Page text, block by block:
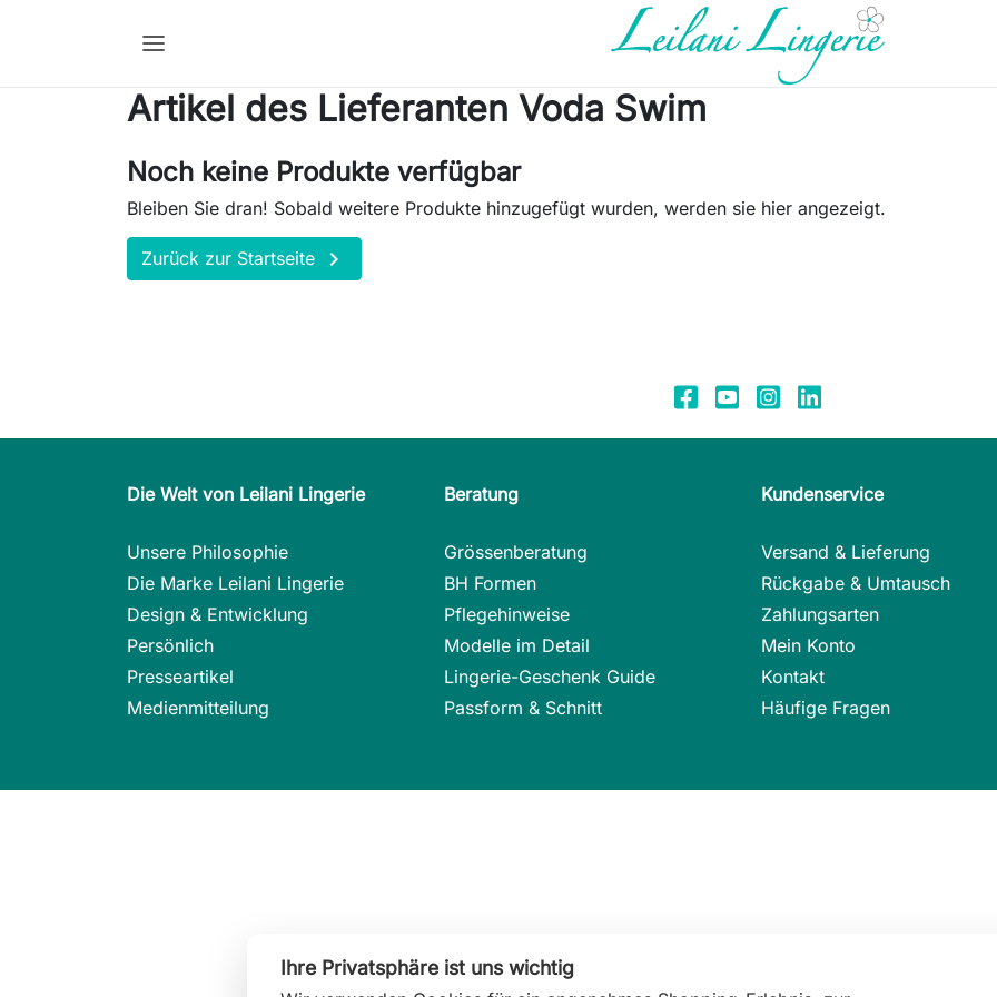
Artikel des Lieferanten Voda Swim
Noch keine Produkte verfügbar
Bleiben Sie dran! Sobald weitere Produkte hinzugefügt wurden, werden sie hier angezeigt.
Zurück zur Startseite 
Die Welt von Leilani Lingerie
Unsere Philosophie
Die Marke Leilani Lingerie
Design & Entwicklung
Persönlich
Presseartikel
Medienmitteilung
Beratung
Grössenberatung
BH Formen
Pflegehinweise
Modelle im Detail
Lingerie-Geschenk Guide
Passform & Schnitt
Kundenservice
Versand & Lieferung
Rückgabe & Umtausch
Zahlungsarten
Mein Konto
Kontakt
Häufige Fragen
Ihre Privatsphäre ist uns wichtig